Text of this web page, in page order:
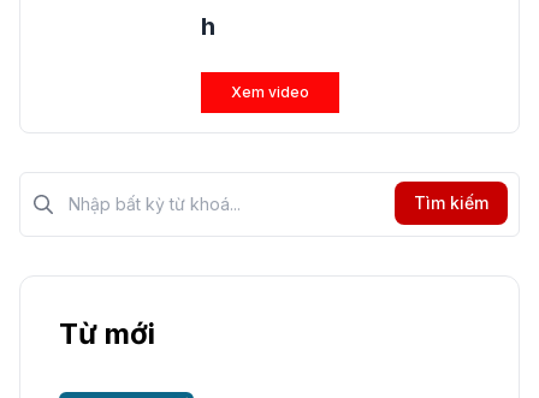
h
Xem video
Tìm kiếm?>
Tìm kiếm
Từ mới